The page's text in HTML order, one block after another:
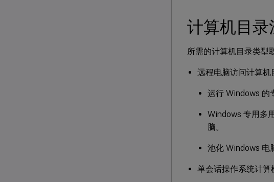
计算机目录
所需的计算机目录类型
远程电脑访问计算机
运行 Windows 的
Windows 专用多
脑。
池化 Windows 电
单会话操作系统计算